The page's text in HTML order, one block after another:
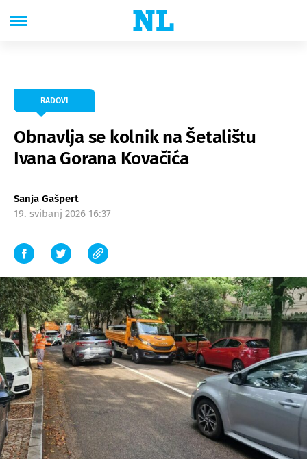
RADOVI
Obnavlja se kolnik na Šetalištu
Ivana Gorana Kovačića
Sanja Gašpert
19. svibanj 2026 16:37